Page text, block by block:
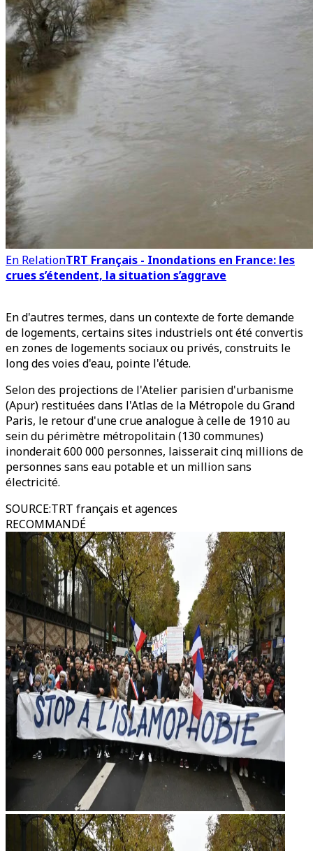
En RelationTRT Français - Inondations en France: les
crues s’étendent, la situation s’aggrave
En d'autres termes, dans un contexte de forte demande
de logements, certains sites industriels ont été convertis
en zones de logements sociaux ou privés, construits le
long des voies d'eau, pointe l'étude.
Selon des projections de l'Atelier parisien d'urbanisme
(Apur) restituées dans l'Atlas de la Métropole du Grand
Paris, le retour d'une crue analogue à celle de 1910 au
sein du périmètre métropolitain (130 communes)
inonderait 600 000 personnes, laisserait cinq millions de
personnes sans eau potable et un million sans
électricité.
SOURCE:TRT français et agences
RECOMMANDÉ